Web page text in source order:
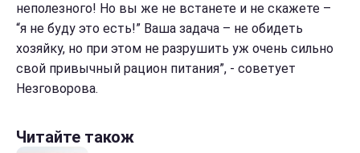
неполезного! Но вы же не встанете и не скажете –
“я не буду это есть!” Ваша задача – не обидеть
хозяйку, но при этом не разрушить уж очень сильно
свой привычный рацион питания”, - советует
Незговорова.
Читайте також